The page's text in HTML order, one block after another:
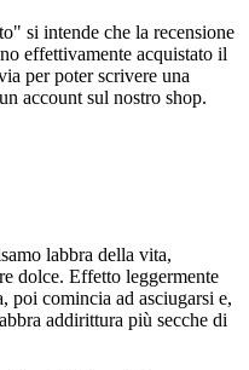
si intende che la recensione
effettivamente acquistato il
per poter scrivere una
account sul nostro shop.
labbra della vita,
dolce. Effetto leggermente
poi comincia ad asciugarsi e,
addirittura più secche di